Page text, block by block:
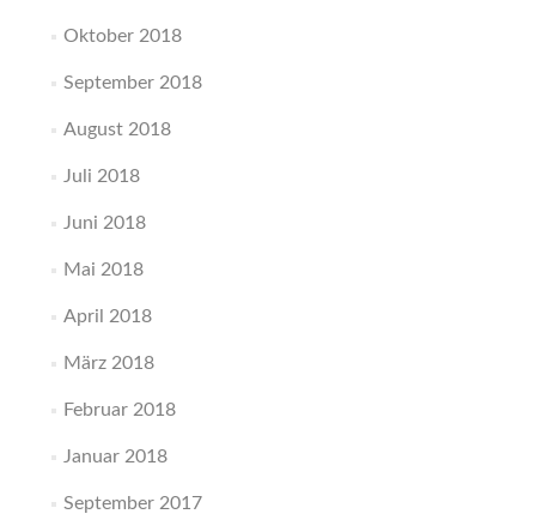
Oktober 2018
September 2018
August 2018
Juli 2018
Juni 2018
Mai 2018
April 2018
März 2018
Februar 2018
Januar 2018
September 2017